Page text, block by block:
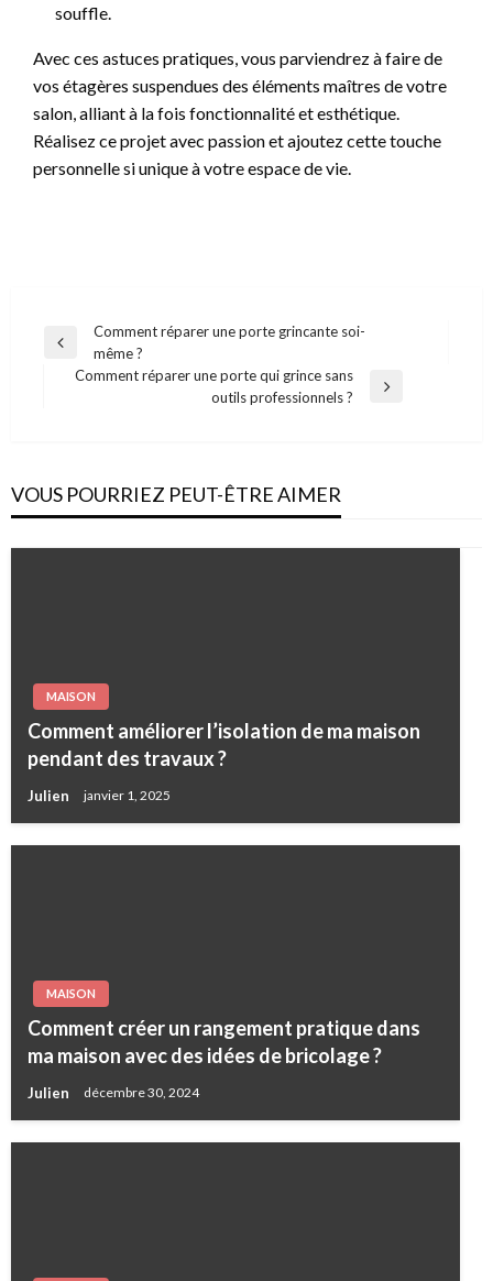
souffle.
Avec ces astuces pratiques, vous parviendrez à faire de
vos étagères suspendues des éléments maîtres de votre
salon, alliant à la fois fonctionnalité et esthétique.
Réalisez ce projet avec passion et ajoutez cette touche
personnelle si unique à votre espace de vie.
Navigation
Previous
Comment réparer une porte grincante soi-
même ?
Comment réparer une porte qui grince sans
outils professionnels ?
VOUS POURRIEZ PEUT-ÊTRE AIMER
MAISON
Comment améliorer l’isolation de ma maison
pendant des travaux ?
Julien janvier 1, 2025
MAISON
Comment créer un rangement pratique dans
ma maison avec des idées de bricolage ?
Julien décembre 30, 2024